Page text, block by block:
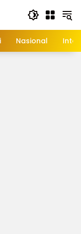
Nasional